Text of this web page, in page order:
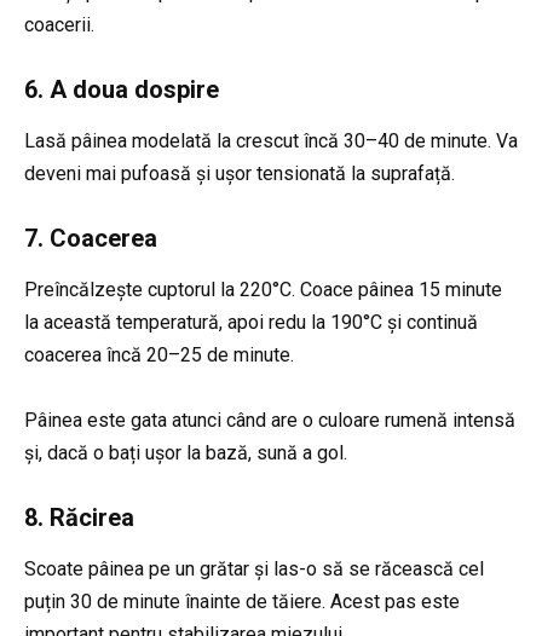
coacerii.
6. A doua dospire
Lasă pâinea modelată la crescut încă 30–40 de minute. Va
deveni mai pufoasă și ușor tensionată la suprafață.
7. Coacerea
Preîncălzește cuptorul la 220°C. Coace pâinea 15 minute
la această temperatură, apoi redu la 190°C și continuă
coacerea încă 20–25 de minute.
Pâinea este gata atunci când are o culoare rumenă intensă
și, dacă o bați ușor la bază, sună a gol.
8. Răcirea
Scoate pâinea pe un grătar și las-o să se răcească cel
puțin 30 de minute înainte de tăiere. Acest pas este